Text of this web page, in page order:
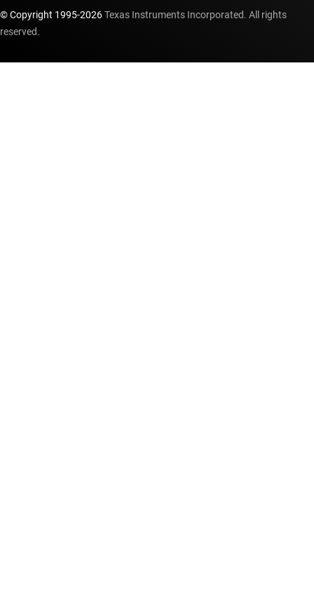
© Copyright 1995-2026Texas Instruments Incorporated. All rights
reserved.